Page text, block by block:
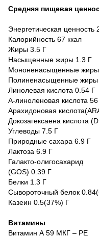
Средняя пищевая
Энергетическая ценность
Калорийность 67 ккал
Жиры 3.5 Г
Насыщенные жиры 1.3 Г
Мононенасыщенные
Полиненасыщенные жиры
Линолевая кислота 0.54 Г
А-линоленовая кислота
Арахидоновая
Докозагексаена кислота
Углеводы 7.5 Г
Природные сахара 6.9 Г
Лактоза 6.9 Г
Галакто-олигосахарид
(GOS) 0.39 Г
Белки 1.3 Г
Сывороточный белок
Казеин 0.5(37%) Г
Витамины
Витамин А 59 МКГ – РE